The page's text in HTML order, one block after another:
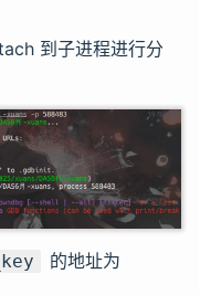
到子进程进行分
的地址为